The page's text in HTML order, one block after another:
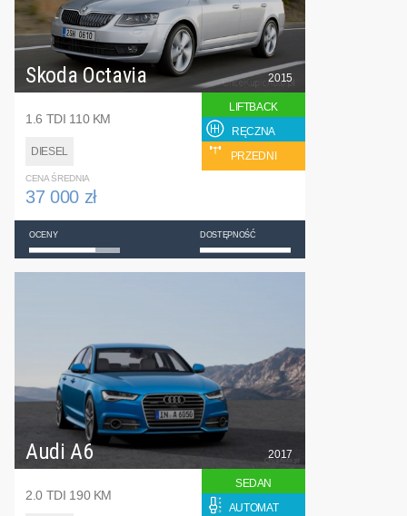
Skoda Octavia
1.6 TDI 110 KM
DIESEL
2015
LIFTBACK
RĘCZNA
PRZEDNI
CENA ŚREDNIA
37 000 zł
OCENY DOSTĘPNOŚĆ
Audi A6
2.0 TDI 190 KM
2017
SEDAN
AUTOMAT